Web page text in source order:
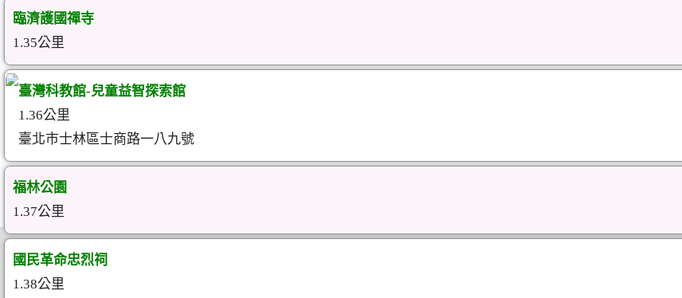
臨濟護國禪寺
1.35公里
臺灣科教館-兒童益智探索館
1.36公里
臺北市士林區士商路一八九號
福林公園
1.37公里
國民革命忠烈祠
1.38公里